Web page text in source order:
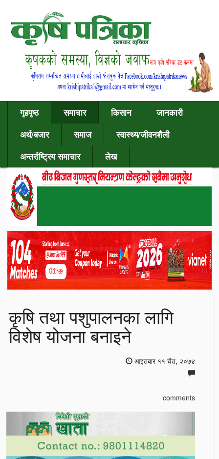
गृहपृष्ठ समाचार किसान
जानकारी
अर्थ/बजार
समाज
स्वास्थ्य/जीवनशैली
अन्तर्राष्ट्रिय समाचार
लेख
कृषि तथा पशुपालनका लागि
विशेष योजना बनाइने
आइतबार ११ चैत, २०७४
comments